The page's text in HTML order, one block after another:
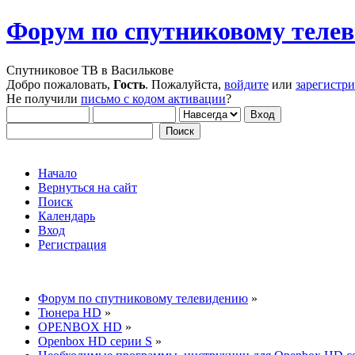
Форум по спутниковому
Спутниковое ТВ в Василькове
Добро пожаловать, Гость. Пожалуйста, войдите или
Не получили письмо с кодом активации?
Начало
Вернуться на сайт
Поиск
Календарь
Вход
Регистрация
Форум по спутниковому телевидению »
Тюнера HD »
OPENBOX HD »
Openbox HD серии S »